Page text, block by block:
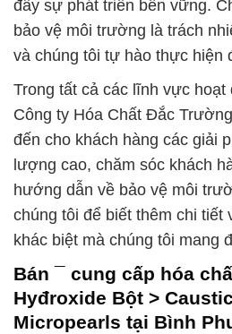
đẩy sự phát triển bền vững.
bảo vệ môi trường là trách
và chúng tôi tự hào thực hiện
Trong tất cả các lĩnh vực hoạt
Công ty Hóa Chất Đắc
đến cho khách hàng các giải
lượng cao, chăm sóc khách
hướng dẫn về bảo vệ môi
chúng tôi để biết thêm chi tiết
khác biệt mà chúng tôi mang
Bán ¯ cung cấp hóa
Hyđroxide Bột >
Micropearls tại Bình